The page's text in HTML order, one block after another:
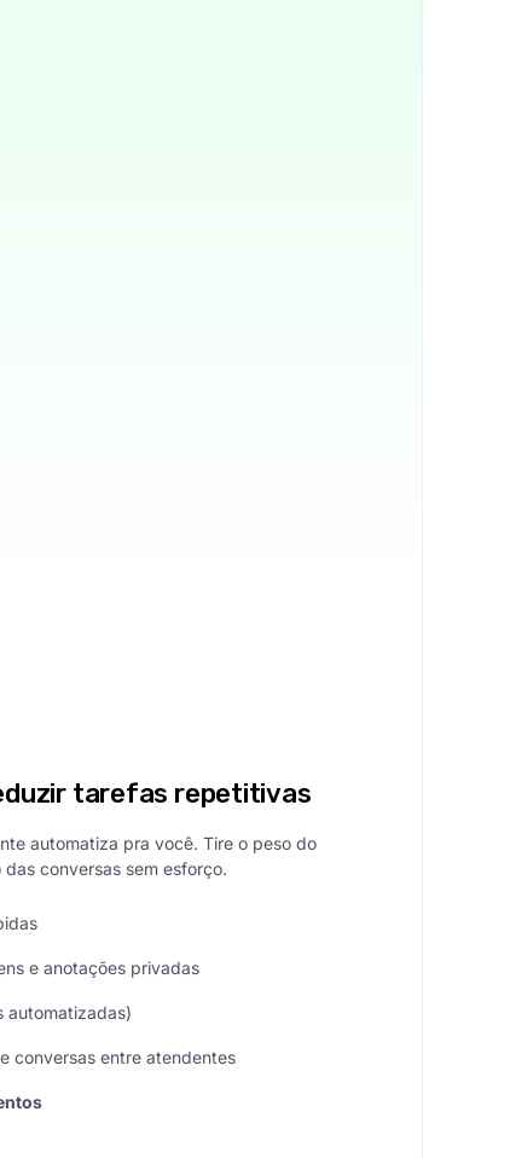
tarefas repetitivas
automatiza pra você. Tire o peso do
conversas sem esforço.
e anotações privadas
automatizadas)
conversas entre atendentes